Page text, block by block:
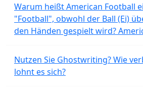
Warum heißt American Football
"Football", obwohl der Ball (Ei)
den Händen gespielt wird?
Nutzen Sie Ghostwriting? Wie
lohnt es sich?